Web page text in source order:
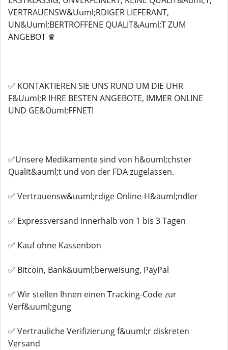
VERTRAUENSW&Uuml;RDIGER LIEFERANT,
UN&Uuml;BERTROFFENE QUALIT&Auml;T ZUM
ANGEBOT ♛
✅ KONTAKTIEREN SIE UNS RUND UM DIE UHR
F&Uuml;R IHRE BESTEN ANGEBOTE, IMMER ONLINE
UND GE&Ouml;FFNET!
✅Unsere Medikamente sind von h&ouml;chster
Qualit&auml;t und von der FDA zugelassen.
✅ Vertrauensw&uuml;rdige Online-H&auml;ndler
✅ Expressversand innerhalb von 1 bis 3 Tagen
✅ Kauf ohne Kassenbon
✅ Bitcoin, Bank&uuml;berweisung, PayPal
✅ Wir stellen Ihnen einen Tracking-Code zur
Verf&uuml;gung
✅ Vertrauliche Verifizierung f&uuml;r diskreten
Versand